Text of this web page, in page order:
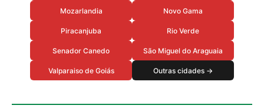
Mozarlandia Novo Gama
Piracanjuba Rio Verde
Senador Canedo São Miguel do Araguaia
Valparaiso de Goiás Outras cidades →